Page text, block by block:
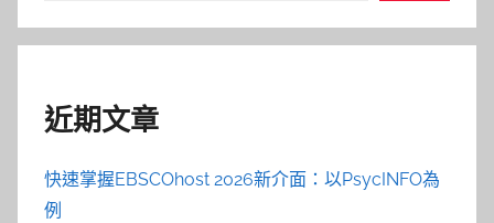
近期文章
快速掌握EBSCOhost 2026新介面：以PsycINFO為
例